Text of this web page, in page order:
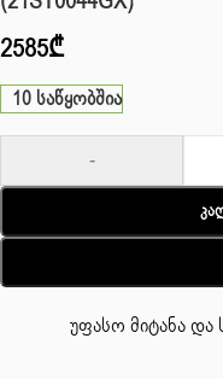
2585₾
10 საწყობშია
-
უფასო მიტანა და